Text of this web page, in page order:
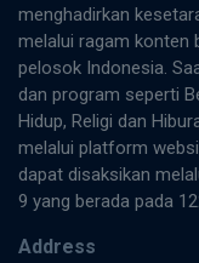
menghadirkan
melalui ragam konten
pelosok Indonesia.
dan program seperti
Hidup, Religi dan
melalui platform
dapat disaksikan
9 yang berada pada
Address